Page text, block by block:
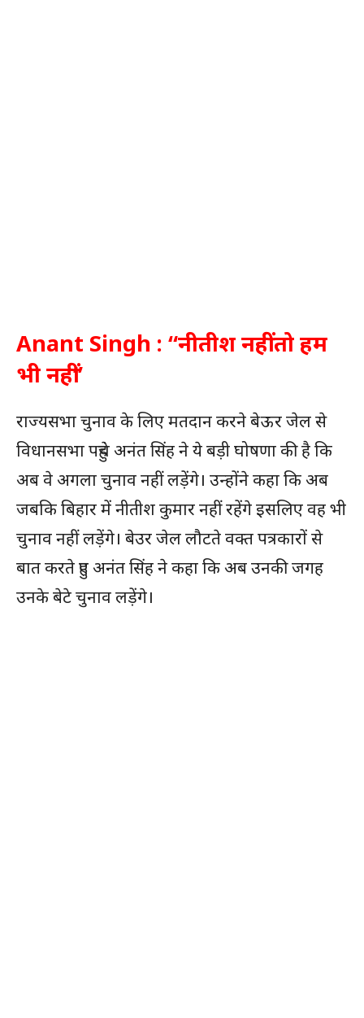
Anant Singh : “नीतीश नहीं तो हम
भी नहीं”
राज्यसभा चुनाव के लिए मतदान करने बेऊर जेल से
विधानसभा पहुंचे अनंत सिंह ने ये बड़ी घोषणा की है कि
अब वे अगला चुनाव नहीं लड़ेंगे। उन्होंने कहा कि अब
जबकि बिहार में नीतीश कुमार नहीं रहेंगे इसलिए वह भी
चुनाव नहीं लड़ेंगे। बेउर जेल लौटते वक्त पत्रकारों से
बात करते हुए अनंत सिंह ने कहा कि अब उनकी जगह
उनके बेटे चुनाव लड़ेंगे।